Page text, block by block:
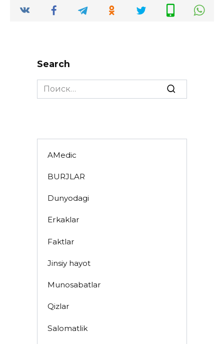
Search
Search
for:
AMedic
BURJLAR
Dunyodagi
Erkaklar
Faktlar
Jinsiy hayot
Munosabatlar
Qizlar
Salomatlik